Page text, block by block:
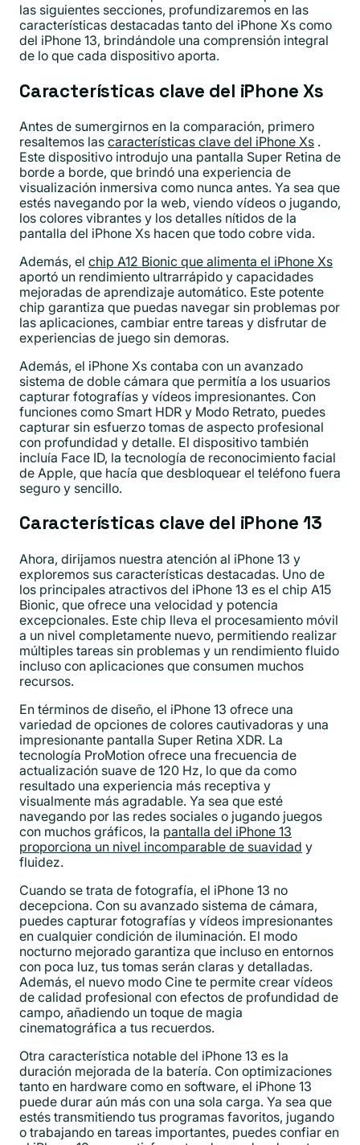
las siguientes secciones, profundizaremos en las
características destacadas tanto del iPhone Xs como
del iPhone 13, brindándole una comprensión integral
de lo que cada dispositivo aporta.
Características clave del iPhone Xs
Antes de sumergirnos en la comparación, primero
resaltemos las características clave del iPhone Xs .
Este dispositivo introdujo una pantalla Super Retina de
borde a borde, que brindó una experiencia de
visualización inmersiva como nunca antes. Ya sea que
estés navegando por la web, viendo vídeos o jugando,
los colores vibrantes y los detalles nítidos de la
pantalla del iPhone Xs hacen que todo cobre vida.
Además, el chip A12 Bionic que alimenta el iPhone Xs
aportó un rendimiento ultrarrápido y capacidades
mejoradas de aprendizaje automático. Este potente
chip garantiza que puedas navegar sin problemas por
las aplicaciones, cambiar entre tareas y disfrutar de
experiencias de juego sin demoras.
Además, el iPhone Xs contaba con un avanzado
sistema de doble cámara que permitía a los usuarios
capturar fotografías y vídeos impresionantes. Con
funciones como Smart HDR y Modo Retrato, puedes
capturar sin esfuerzo tomas de aspecto profesional
con profundidad y detalle. El dispositivo también
incluía Face ID, la tecnología de reconocimiento facial
de Apple, que hacía que desbloquear el teléfono fuera
seguro y sencillo.
Características clave del iPhone 13
Ahora, dirijamos nuestra atención al iPhone 13 y
exploremos sus características destacadas. Uno de
los principales atractivos del iPhone 13 es el chip A15
Bionic, que ofrece una velocidad y potencia
excepcionales. Este chip lleva el procesamiento móvil
a un nivel completamente nuevo, permitiendo realizar
múltiples tareas sin problemas y un rendimiento fluido
incluso con aplicaciones que consumen muchos
recursos.
En términos de diseño, el iPhone 13 ofrece una
variedad de opciones de colores cautivadoras y una
impresionante pantalla Super Retina XDR. La
tecnología ProMotion ofrece una frecuencia de
actualización suave de 120 Hz, lo que da como
resultado una experiencia más receptiva y
visualmente más agradable. Ya sea que esté
navegando por las redes sociales o jugando juegos
con muchos gráficos, la pantalla del iPhone 13
proporciona un nivel incomparable de suavidad y
fluidez.
Cuando se trata de fotografía, el iPhone 13 no
decepciona. Con su avanzado sistema de cámara,
puedes capturar fotografías y vídeos impresionantes
en cualquier condición de iluminación. El modo
nocturno mejorado garantiza que incluso en entornos
con poca luz, tus tomas serán claras y detalladas.
Además, el nuevo modo Cine te permite crear vídeos
de calidad profesional con efectos de profundidad de
campo, añadiendo un toque de magia
cinematográfica a tus recuerdos.
Otra característica notable del iPhone 13 es la
duración mejorada de la batería. Con optimizaciones
tanto en hardware como en software, el iPhone 13
puede durar aún más con una sola carga. Ya sea que
estés transmitiendo tus programas favoritos, jugando
o trabajando en tareas importantes, puedes confiar en